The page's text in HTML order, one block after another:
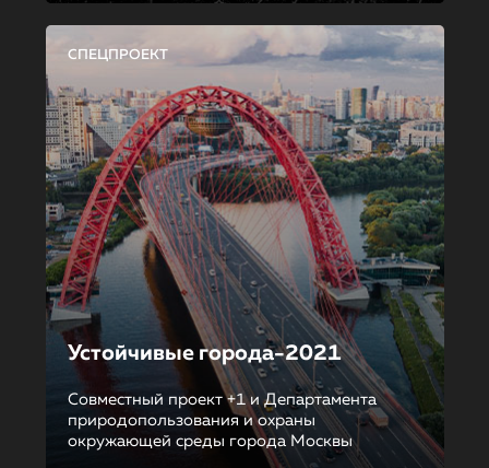
СПЕЦПРОЕКТ
Устойчивые города-2021
Совместный проект +1 и Департамента
природопользования и охраны
окружающей среды города Москвы